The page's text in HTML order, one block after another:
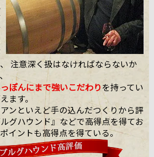
注意深く扱はなければならないか
ぽんにまで強いこだわりを持ってい
ます。
ンといえど手の込んだつくりから評
グハウンド』などで高得点を得てお
イントも高得点を得ている。